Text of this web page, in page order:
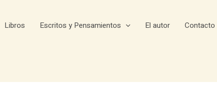
Libros Escritos y Pensamientos El autor Contacto